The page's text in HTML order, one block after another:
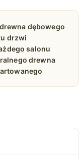
dębowego
drzwi
salonu
drewna